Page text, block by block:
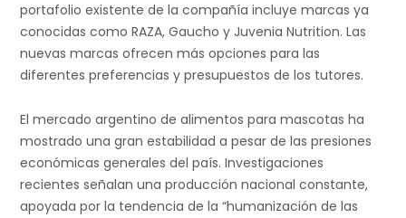
portafolio existente de la compañía incluye marcas ya
conocidas como RAZA, Gaucho y Juvenia Nutrition. Las
nuevas marcas ofrecen más opciones para las
diferentes preferencias y presupuestos de los tutores.
El mercado argentino de alimentos para mascotas ha
mostrado una gran estabilidad a pesar de las presiones
económicas generales del país. Investigaciones
recientes señalan una producción nacional constante,
apoyada por la tendencia de la “humanización de las